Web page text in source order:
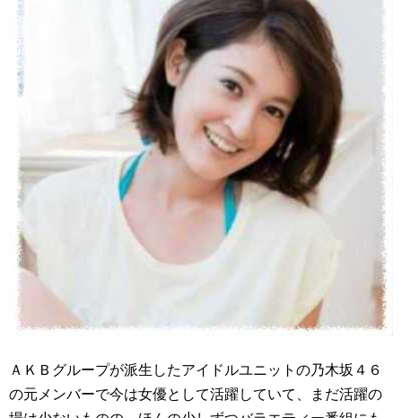
ＡＫＢグループが派生したアイドルユニットの乃木坂４６
の元メンバーで今は女優として活躍していて、まだ活躍の